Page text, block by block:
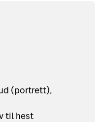
(portrett),
til hest